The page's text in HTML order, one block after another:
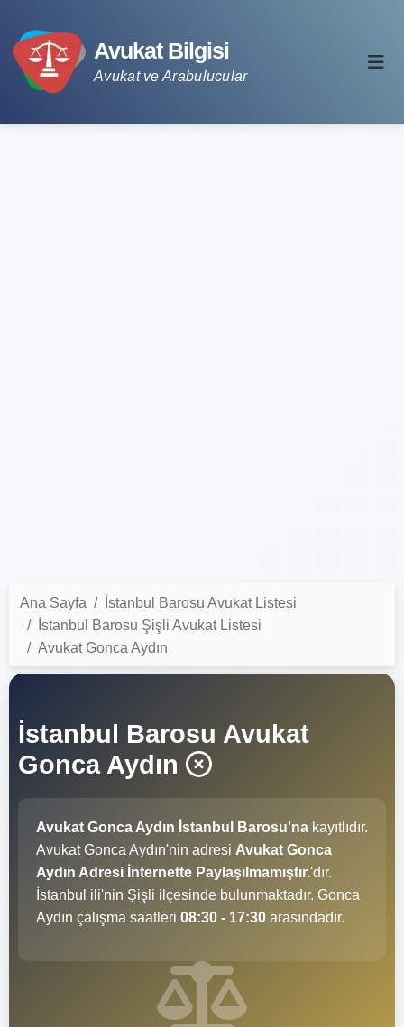
Avukat Bilgisi
Avukat ve Arabulucular
Ana Sayfa
İstanbul Barosu Avukat Listesi
İstanbul Barosu Şişli Avukat Listesi
Avukat Gonca Aydın
İstanbul Barosu Avukat
Gonca Aydın
Avukat Gonca Aydın İstanbul Barosu'na kayıtlıdır.
Avukat Gonca Aydın'nin adresi Avukat Gonca
Aydın Adresi İnternette Paylaşılmamıştır.'dır.
İstanbul ili'nin Şişli ilçesinde bulunmaktadır. Gonca
Aydın çalışma saatleri 08:30 - 17:30 arasındadır.